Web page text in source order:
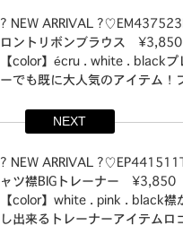
⁡⁡? NEW ARRIVAL
ロントリボンブラウス ¥3,850
【color】⁡écru . white . black⁡プ
ーでも既に大人気のアイテム！⁡
華やかになるガーリーアイテム⁡
感やキャンディスリーブがポイ
入荷中オンライン入荷中⁡⁡
ムズエキサイト #emsexciteコ
ンブラウス #リボンアイテム
コーデ #リボン #ブラウス
スコーデ#高見えコーデ #プチプ
NEXT
⁡⁡? NEW ARRIVAL
ャツ襟BIGトレーナー ¥3,850
【color】⁡white . pink . black⁡⁡襟
し出来るトレーナーアイテム⁡ロ